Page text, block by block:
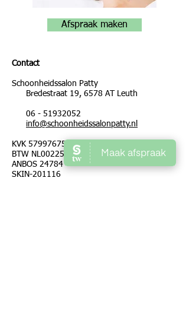
Afspraak maken
Contact
Schoonheidssalon Patty
Bredestraat 19, 6578 AT Leuth
06 - 51932052
info@schoonheidssalonpatty.nl
KVK 57997675
BTW NL002257819B38
ANBOS 24784
SKIN-201116